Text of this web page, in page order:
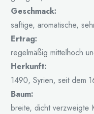
Geschmack:
saftige, aromatische,
Ertrag:
regelmäßig mittelhoch
Herkunft:
1490, Syrien, seit dem
Baum:
breite, dicht verzweigte